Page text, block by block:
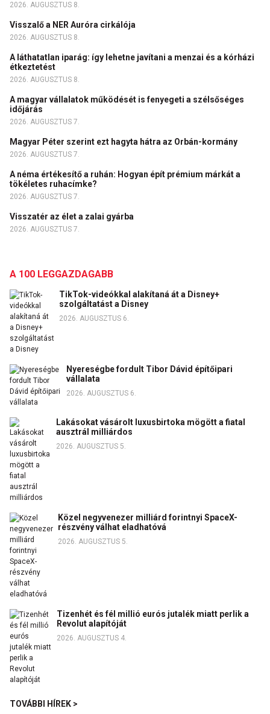
2026. AUGUSZTUS 8.
Visszalő a NER Auróra cirkálója
2026. AUGUSZTUS 8.
A láthatatlan iparág: így lehetne javítani a menzai és a kórházi
étkeztetést
2026. AUGUSZTUS 8.
A magyar vállalatok működését is fenyegeti a szélsőséges
időjárás
2026. AUGUSZTUS 7.
Magyar Péter szerint ezt hagyta hátra az Orbán-kormány
2026. AUGUSZTUS 7.
A néma értékesítő a ruhán: Hogyan épít prémium márkát a
tökéletes ruhacímke?
2026. AUGUSZTUS 7.
Visszatér az élet a zalai gyárba
2026. AUGUSZTUS 7.
A 100 LEGGAZDAGABB
TikTok-videókkal alakítaná át a Disney+
szolgáltatást a Disney
2026. AUGUSZTUS 6.
Nyereségbe fordult Tibor Dávid építőipari
vállalata
2026. AUGUSZTUS 6.
Lakásokat vásárolt luxusbirtoka mögött a fiatal
ausztrál milliárdos
2026. AUGUSZTUS 5.
Közel negyvenezer milliárd forintnyi SpaceX-
részvény válhat eladhatóvá
2026. AUGUSZTUS 5.
Tizenhét és fél millió eurós jutalék miatt perlik a
Revolut alapítóját
2026. AUGUSZTUS 4.
TOVÁBBI HÍREK >